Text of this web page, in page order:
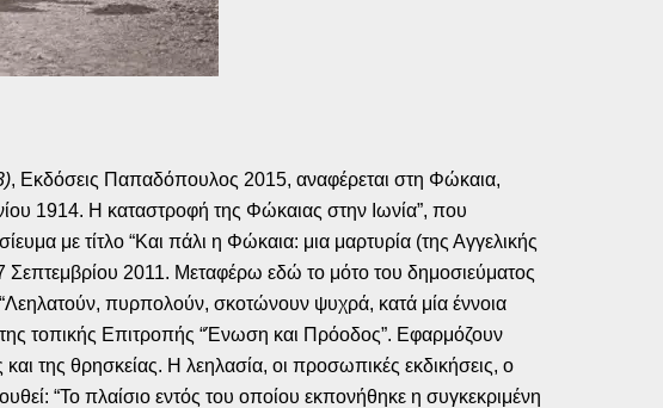
, Εκδόσεις Παπαδόπουλος 2015, αναφέρεται στη Φώκαια,
1914. Η καταστροφή της Φώκαιας στην Ιωνία”, που
με τίτλο “Και πάλι η Φώκαια: μια μαρτυρία (της Αγγελικής
Σεπτεμβρίου 2011. Μεταφέρω εδώ το μότο του δημοσιεύματος
πυρπολούν, σκοτώνουν ψυχρά, κατά μία έννοια
τοπικής Επιτροπής “Ένωση και Πρόοδος”. Εφαρμόζουν
της θρησκείας. Η λεηλασία, οι προσωπικές εκδικήσεις, ο
“Το πλαίσιο εντός του οποίου εκπονήθηκε η συγκεκριμένη